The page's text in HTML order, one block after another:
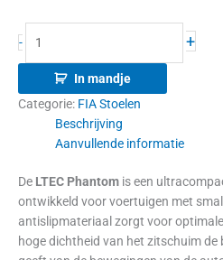
- +
In mandje
Categorie: FIA Stoelen
Beschrijving
Aanvullende informatie
De LTEC Phantom is een
ontwikkeld voor voertuigen met
antislipmateriaal zorgt voor
hoge dichtheid van het zitschuim